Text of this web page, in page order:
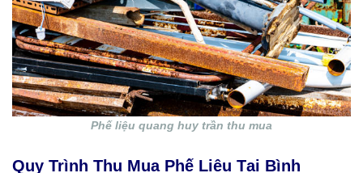
Phế liệu quang huy trần thu mua
Quy Trình Thu Mua Phế Liệu Tại Bình